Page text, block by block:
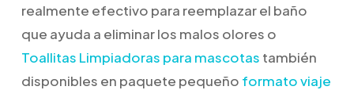
realmente efectivo para reemplazar el baño
que ayuda a eliminar los malos olores o
Toallitas Limpiadoras para mascotas también
disponibles en paquete pequeño formato viaje